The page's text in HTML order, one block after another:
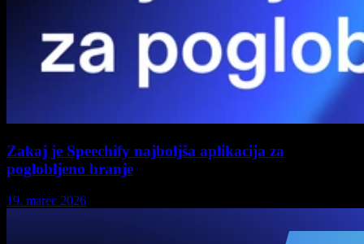
Zakaj je Speechify najboljša aplikacija za
poglobljeno branje
19. marec 2026